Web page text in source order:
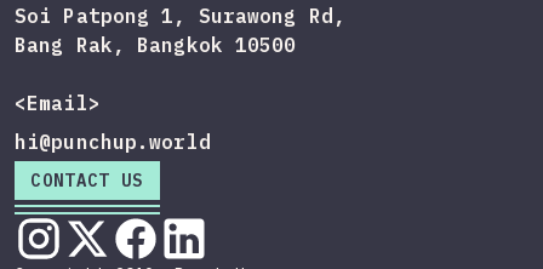
Soi Patpong 1, Surawong Rd,
Bang Rak, Bangkok 10500
<Email>
hi@punchup.world
CONTACT US